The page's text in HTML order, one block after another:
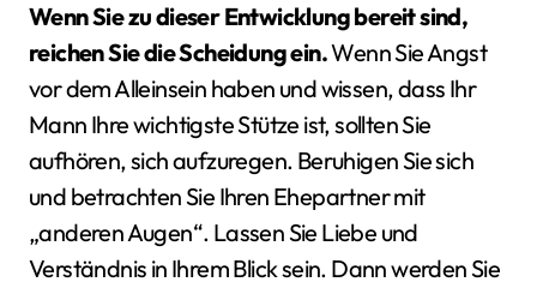
Wenn Sie zu dieser Entwicklung bereit sind,
reichen Sie die Scheidung ein.Wenn Sie Angst
vor dem Alleinsein haben und wissen, dass Ihr
Mann Ihre wichtigste Stütze ist, sollten Sie
aufhören, sich aufzuregen. Beruhigen Sie sich
und betrachten Sie Ihren Ehepartner mit
„anderen Augen“. Lassen Sie Liebe und
Verständnis in Ihrem Blick sein. Dann werden Sie